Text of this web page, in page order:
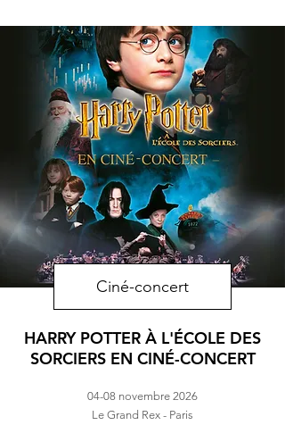
Ciné-concert
HARRY POTTER À L'ÉCOLE DES
SORCIERS EN CINÉ-CONCERT
04-08 novembre 2026
Le Grand Rex - Paris